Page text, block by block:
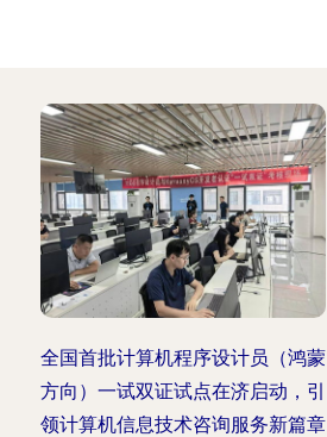
全国首批计算机程序设计员（鸿蒙
方向）一试双证试点在济启动，引
领计算机信息技术咨询服务新篇章